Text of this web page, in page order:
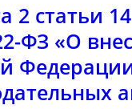
2 статьи 14
ФЗ «О